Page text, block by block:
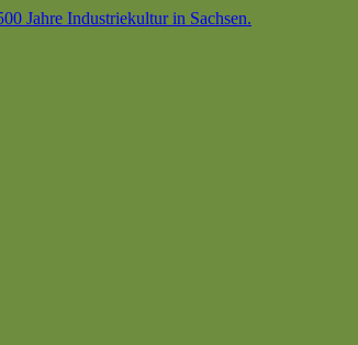
Jahre Industriekultur in Sachsen.